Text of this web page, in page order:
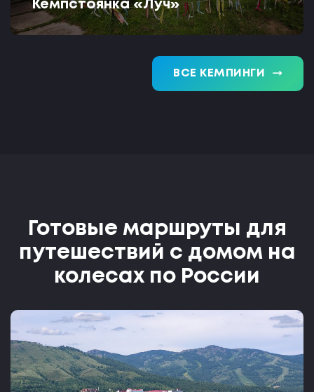
Кемпстоянка «Луч»
ВСЕ КЕМПИНГИ trending_flat
Готовые маршруты для
путешествий с домом на
колесах по России